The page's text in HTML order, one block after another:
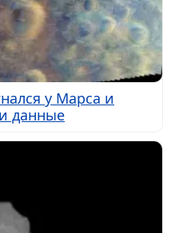
у Марса и
данные